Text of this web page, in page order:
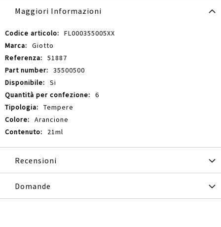
Maggiori Informazioni
Maggiori
Informazioni
FL000355005XX
Giotto
51887
35500500
Si
6
Tempere
Arancione
21ml
Recensioni
Domande